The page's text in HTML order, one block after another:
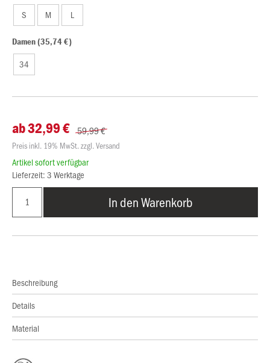
S M L
Damen (35,74 €)
34
ab 32,99 € 59,99 €
Preis inkl. 19% MwSt. zzgl. Versand
Artikel sofort verfügbar
Lieferzeit: 3 Werktage
In den Warenkorb
Beschreibung
Details
Material